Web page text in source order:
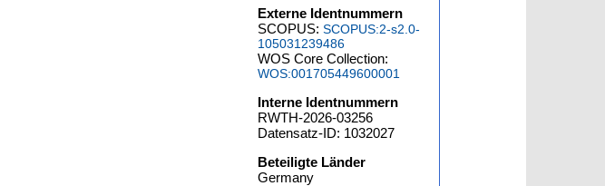
Externe Identnummern
SCOPUS:SCOPUS:2-s2.0-
105031239486
WOS Core Collection:
WOS:001705449600001
Interne Identnummern
RWTH-2026-03256
Datensatz-ID: 1032027
Beteiligte Länder
Germany